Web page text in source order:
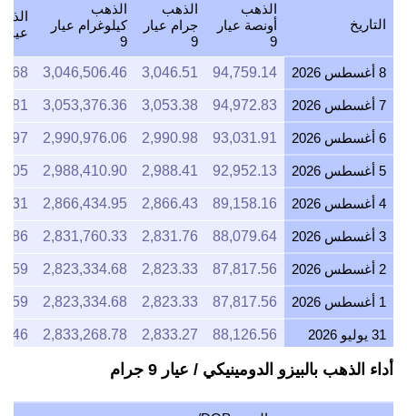
التاريخ
الذهب
أونصة عيار
9
الذهب
جرام عيار
9
الذهب
كيلوغرام عيار
9
عيار 9
8 أغسطس 2026 94,759.14
3,046.51
3,046,506.46
7 أغسطس 2026 94,972.83
3,053.38
3,053,376.36
6 أغسطس 2026 93,031.91
2,990.98
2,990,976.06
5 أغسطس 2026 92,952.13
2,988.41
2,988,410.90
4 أغسطس 2026 89,158.16
2,866.43
2,866,434.95
3 أغسطس 2026 88,079.64
2,831.76
2,831,760.33
2 أغسطس 2026 87,817.56
2,823.33
2,823,334.68
1 أغسطس 2026 87,817.56
2,823.33
2,823,334.68
31 يوليو 2026 88,126.56
2,833.27
2,833,268.78
30 يوليو 2026 89,456.53
2,876.03
2,876,027.38
29 يوليو 2026 88,436.23
2,843.22
2,843,224.95
أداء الذهب بالبيزو الدومينيكي / عيار 9 جرام